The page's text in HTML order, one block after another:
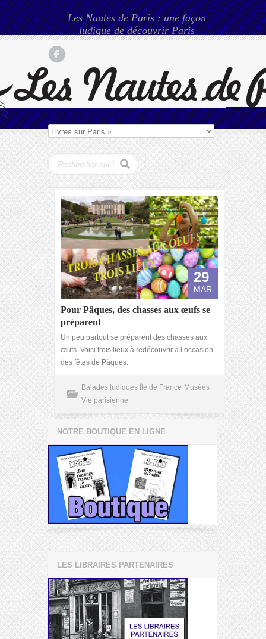
Les Nautes de Paris : une façon
ludique de découvrir Paris
29
MAR
Pour Pâques, des chasses aux œufs se
préparent
Un peu partout se préparent des chasses aux
œufs. Voici trois lieux à redécouvrir à l’occasion
des fêtes de Pâques.
Balades ludiques Île de France Musées
Vie parisienne
NOTRE BOUTIQUE EN LIGNE
LES LIBRAIRES PARTENAIRES